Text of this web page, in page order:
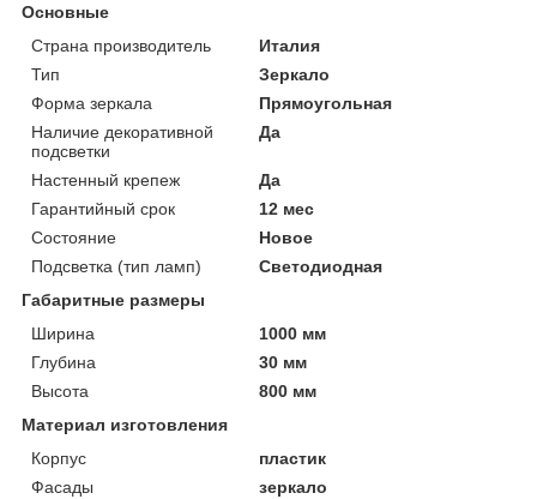
Основные
Страна производитель
Италия
Тип
Зеркало
Форма зеркала
Прямоугольная
Наличие декоративной
подсветки
Да
Настенный крепеж
Да
Гарантийный срок
12 мес
Состояние
Новое
Подсветка (тип ламп)
Светодиодная
Габаритные размеры
Ширина
1000 мм
Глубина
30 мм
Высота
800 мм
Материал изготовления
Корпус
пластик
Фасады
зеркало